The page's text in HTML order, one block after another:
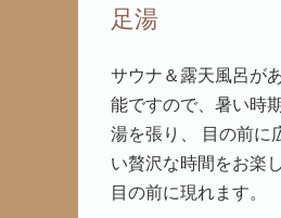
足湯
サウナ＆露天風呂が
能ですので、暑い時
湯を張り、 目の前に
い贅沢な時間をお楽
目の前に現れます。